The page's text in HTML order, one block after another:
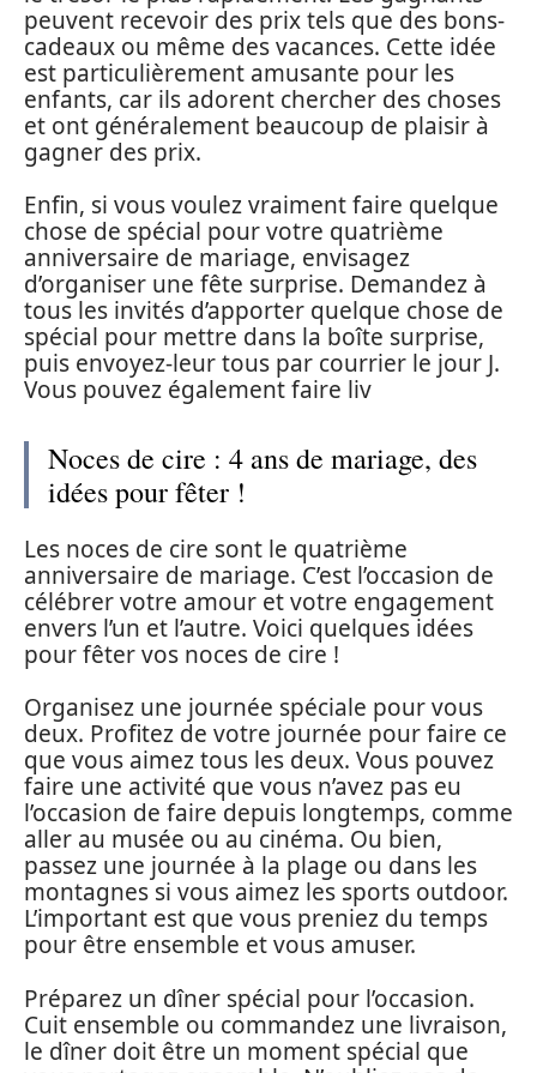
peuvent recevoir des prix tels que des bons-
cadeaux ou même des vacances. Cette idée
est particulièrement amusante pour les
enfants, car ils adorent chercher des choses
et ont généralement beaucoup de plaisir à
gagner des prix.
Enfin, si vous voulez vraiment faire quelque
chose de spécial pour votre quatrième
anniversaire de mariage, envisagez
d’organiser une fête surprise. Demandez à
tous les invités d’apporter quelque chose de
spécial pour mettre dans la boîte surprise,
puis envoyez-leur tous par courrier le jour J.
Vous pouvez également faire liv
Noces de cire : 4 ans de mariage, des
idées pour fêter !
Les noces de cire sont le quatrième
anniversaire de mariage. C’est l’occasion de
célébrer votre amour et votre engagement
envers l’un et l’autre. Voici quelques idées
pour fêter vos noces de cire !
Organisez une journée spéciale pour vous
deux. Profitez de votre journée pour faire ce
que vous aimez tous les deux. Vous pouvez
faire une activité que vous n’avez pas eu
l’occasion de faire depuis longtemps, comme
aller au musée ou au cinéma. Ou bien,
passez une journée à la plage ou dans les
montagnes si vous aimez les sports outdoor.
L’important est que vous preniez du temps
pour être ensemble et vous amuser.
Préparez un dîner spécial pour l’occasion.
Cuit ensemble ou commandez une livraison,
le dîner doit être un moment spécial que